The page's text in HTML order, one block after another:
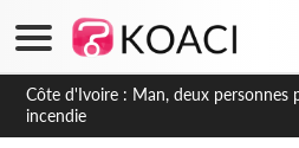
Côte d'Ivoire : Séileu, la célébration
transformée en vaste campagne
dépigmentants dangereux